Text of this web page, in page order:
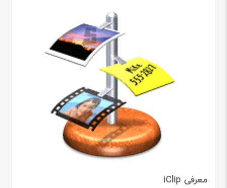
معرفی iClip